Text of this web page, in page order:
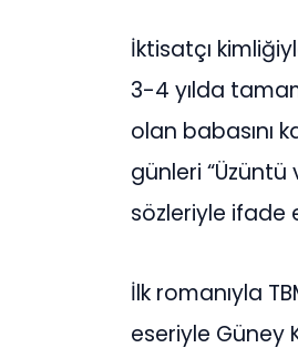
İktisatçı
3-4 yılda
olan babasını
günleri
sözleriyle ifade
İlk romanıyla
eseriyle Güney